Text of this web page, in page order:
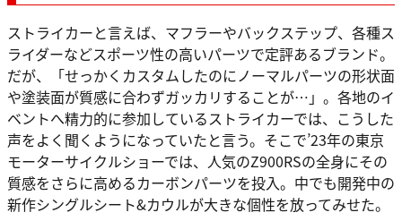
ストライカーと言えば、マフラーやバックステップ、各種ス
ライダーなどスポーツ性の高いパーツで定評あるブランド。
だが、「せっかくカスタムしたのにノーマルパーツの形状面
や塗装面が質感に合わずガッカリすることが…」。各地のイ
ベントへ精力的に参加しているストライカーでは、こうした
声をよく聞くようになっていたと言う。そこで’23年の東京
モーターサイクルショーでは、人気のZ900RSの全身にその
質感をさらに高めるカーボンパーツを投入。中でも開発中の
新作シングルシート&カウルが大きな個性を放ってみせた。